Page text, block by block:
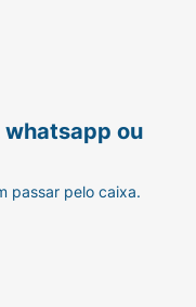
whatsapp ou
passar pelo caixa.